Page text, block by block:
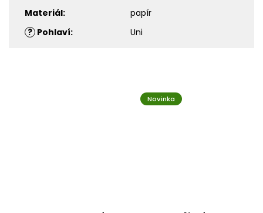
Materiál:
papír
? Pohlaví: Uni
Novinka